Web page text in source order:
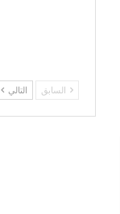
السابق التالي